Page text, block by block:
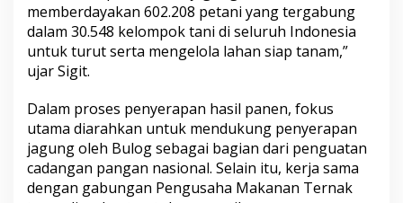
memberdayakan 602.208 petani yang tergabung
dalam 30.548 kelompok tani di seluruh Indonesia
untuk turut serta mengelola lahan siap tanam,”
ujar Sigit.
Dalam proses penyerapan hasil panen, fokus
utama diarahkan untuk mendukung penyerapan
jagung oleh Bulog sebagai bagian dari penguatan
cadangan pangan nasional. Selain itu, kerja sama
dengan gabungan Pengusaha Makanan Ternak